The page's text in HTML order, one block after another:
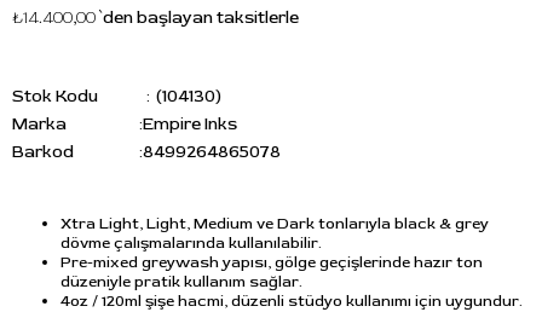
₺14.400,00`den başlayan taksitlerle
Stok Kodu
(104130)
Marka
:Empire Inks
Barkod
:8499264865078
Xtra Light, Light, Medium ve Dark tonlarıyla black & grey
dövme çalışmalarında kullanılabilir.
Pre-mixed greywash yapısı, gölge geçişlerinde hazır ton
düzeniyle pratik kullanım sağlar.
4oz / 120ml şişe hacmi, düzenli stüdyo kullanımı için uygundur.